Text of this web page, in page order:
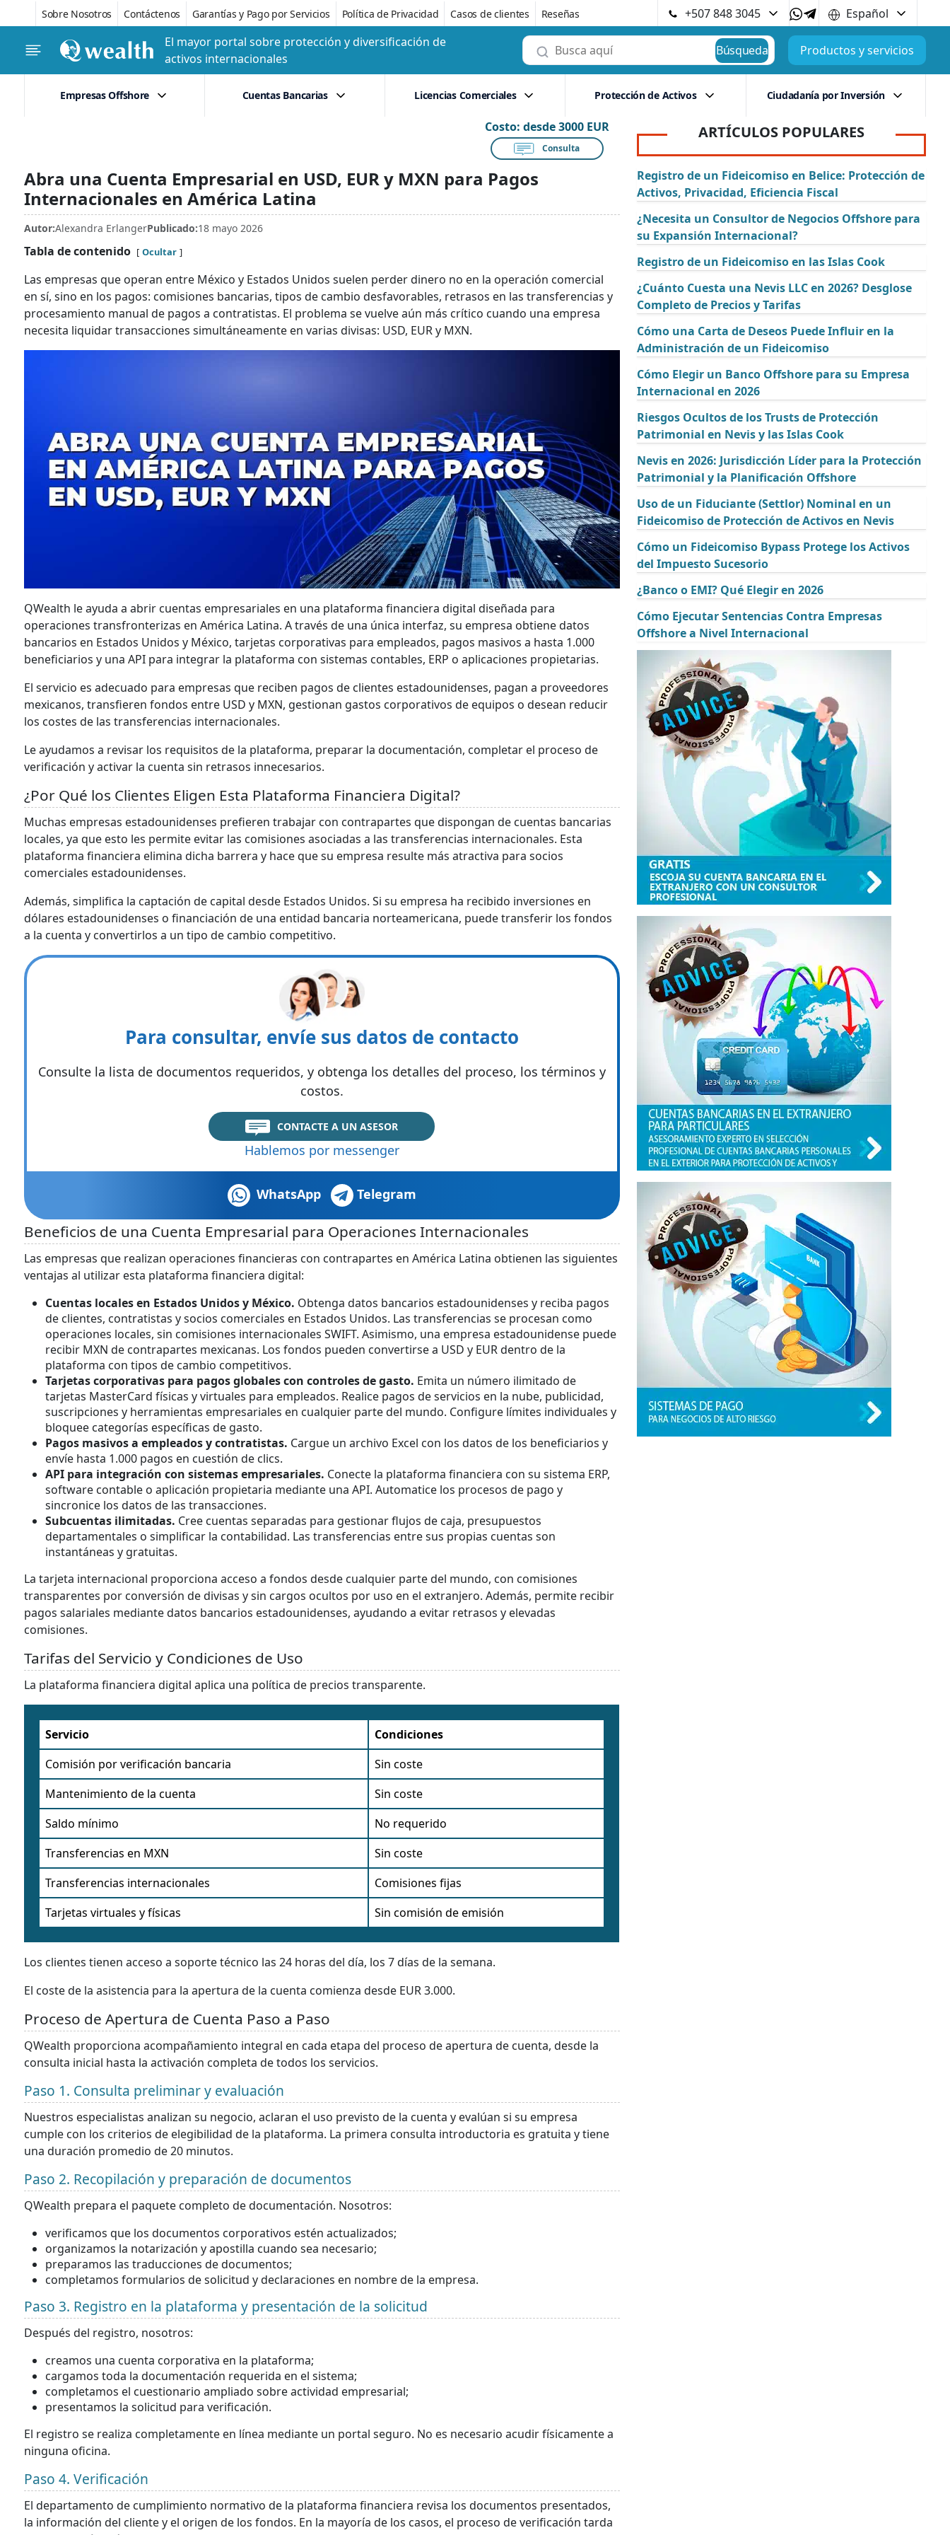
Sobre Nosotros Contáctenos Garantías y Pago por Servicios Política de Privacidad Casos de clientes Reseñas +507 848 3045
Español
El mayor portal sobre protección y diversificación de
activos internacionales
Búsqueda Productos y servicios
Empresas Offshore Cuentas Bancarias Licencias Comerciales Protección de Activos Ciudadanía por Inversión
Costo: desde 3000 EUR
Consulta
Abra una Cuenta Empresarial en USD, EUR y MXN para Pagos
Internacionales en América Latina
Autor:Alexandra ErlangerPublicado:18 mayo 2026
Tabla de contenido Ocultar
Las empresas que operan entre México y Estados Unidos suelen perder dinero no en la operación comercial
en sí, sino en los pagos: comisiones bancarias, tipos de cambio desfavorables, retrasos en las transferencias y
procesamiento manual de pagos a contratistas. El problema se vuelve aún más crítico cuando una empresa
necesita liquidar transacciones simultáneamente en varias divisas: USD, EUR y MXN.
QWealth le ayuda a abrir cuentas empresariales en una plataforma financiera digital diseñada para
operaciones transfronterizas en América Latina. A través de una única interfaz, su empresa obtiene datos
bancarios en Estados Unidos y México, tarjetas corporativas para empleados, pagos masivos a hasta 1.000
beneficiarios y una API para integrar la plataforma con sistemas contables, ERP o aplicaciones propietarias.
El servicio es adecuado para empresas que reciben pagos de clientes estadounidenses, pagan a proveedores
mexicanos, transfieren fondos entre USD y MXN, gestionan gastos corporativos de equipos o desean reducir
los costes de las transferencias internacionales.
Le ayudamos a revisar los requisitos de la plataforma, preparar la documentación, completar el proceso de
verificación y activar la cuenta sin retrasos innecesarios.
¿Por Qué los Clientes Eligen Esta Plataforma Financiera Digital?
Muchas empresas estadounidenses prefieren trabajar con contrapartes que dispongan de cuentas bancarias
locales, ya que esto les permite evitar las comisiones asociadas a las transferencias internacionales. Esta
plataforma financiera elimina dicha barrera y hace que su empresa resulte más atractiva para socios
comerciales estadounidenses.
Además, simplifica la captación de capital desde Estados Unidos. Si su empresa ha recibido inversiones en
dólares estadounidenses o financiación de una entidad bancaria norteamericana, puede transferir los fondos
a la cuenta y convertirlos a un tipo de cambio competitivo.
Para consultar, envíe sus datos de contacto
Consulte la lista de documentos requeridos, y obtenga los detalles del proceso, los términos y
costos.
CONTACTE A UN ASESOR
Hablemos por messenger
WhatsApp Telegram
Beneficios de una Cuenta Empresarial para Operaciones Internacionales
Las empresas que realizan operaciones financieras con contrapartes en América Latina obtienen las siguientes
ventajas al utilizar esta plataforma financiera digital:
Cuentas locales en Estados Unidos y México. Obtenga datos bancarios estadounidenses y reciba pagos
de clientes, contratistas y socios comerciales en Estados Unidos. Las transferencias se procesan como
operaciones locales, sin comisiones internacionales SWIFT. Asimismo, una empresa estadounidense puede
recibir MXN de contrapartes mexicanas. Los fondos pueden convertirse a USD y EUR dentro de la
plataforma con tipos de cambio competitivos.
Tarjetas corporativas para pagos globales con controles de gasto. Emita un número ilimitado de
tarjetas MasterCard físicas y virtuales para empleados. Realice pagos de servicios en la nube, publicidad,
suscripciones y herramientas empresariales en cualquier parte del mundo. Configure límites individuales y
bloquee categorías específicas de gasto.
Pagos masivos a empleados y contratistas. Cargue un archivo Excel con los datos de los beneficiarios y
envíe hasta 1.000 pagos en cuestión de clics.
API para integración con sistemas empresariales. Conecte la plataforma financiera con su sistema ERP,
software contable o aplicación propietaria mediante una API. Automatice los procesos de pago y
sincronice los datos de las transacciones.
Subcuentas ilimitadas. Cree cuentas separadas para gestionar flujos de caja, presupuestos
departamentales o simplificar la contabilidad. Las transferencias entre sus propias cuentas son
instantáneas y gratuitas.
La tarjeta internacional proporciona acceso a fondos desde cualquier parte del mundo, con comisiones
transparentes por conversión de divisas y sin cargos ocultos por uso en el extranjero. Además, permite recibir
pagos salariales mediante datos bancarios estadounidenses, ayudando a evitar retrasos y elevadas
comisiones.
Tarifas del Servicio y Condiciones de Uso
La plataforma financiera digital aplica una política de precios transparente.
Servicio
Condiciones
Comisión por verificación bancaria
Sin coste
Mantenimiento de la cuenta
Sin coste
Saldo mínimo
No requerido
Transferencias en MXN
Sin coste
Transferencias internacionales
Comisiones fijas
Tarjetas virtuales y físicas
Sin comisión de emisión
Los clientes tienen acceso a soporte técnico las 24 horas del día, los 7 días de la semana.
El coste de la asistencia para la apertura de la cuenta comienza desde EUR 3.000.
Proceso de Apertura de Cuenta Paso a Paso
QWealth proporciona acompañamiento integral en cada etapa del proceso de apertura de cuenta, desde la
consulta inicial hasta la activación completa de todos los servicios.
Paso 1. Consulta preliminar y evaluación
Nuestros especialistas analizan su negocio, aclaran el uso previsto de la cuenta y evalúan si su empresa
cumple con los criterios de elegibilidad de la plataforma. La primera consulta introductoria es gratuita y tiene
una duración promedio de 20 minutos.
Paso 2. Recopilación y preparación de documentos
QWealth prepara el paquete completo de documentación. Nosotros:
verificamos que los documentos corporativos estén actualizados;
organizamos la notarización y apostilla cuando sea necesario;
preparamos las traducciones de documentos;
completamos formularios de solicitud y declaraciones en nombre de la empresa.
Paso 3. Registro en la plataforma y presentación de la solicitud
Después del registro, nosotros:
creamos una cuenta corporativa en la plataforma;
cargamos toda la documentación requerida en el sistema;
completamos el cuestionario ampliado sobre actividad empresarial;
presentamos la solicitud para verificación.
El registro se realiza completamente en línea mediante un portal seguro. No es necesario acudir físicamente a
ninguna oficina.
Paso 4. Verificación
El departamento de cumplimiento normativo de la plataforma financiera revisa los documentos presentados,
la información del cliente y el origen de los fondos. En la mayoría de los casos, el proceso de verificación tarda
ARTÍCULOS POPULARES
Registro de un Fideicomiso en Belice: Protección de
Activos, Privacidad, Eficiencia Fiscal
¿Necesita un Consultor de Negocios Offshore para
su Expansión Internacional?
Registro de un Fideicomiso en las Islas Cook
¿Cuánto Cuesta una Nevis LLC en 2026? Desglose
Completo de Precios y Tarifas
Cómo una Carta de Deseos Puede Influir en la
Administración de un Fideicomiso
Cómo Elegir un Banco Offshore para su Empresa
Internacional en 2026
Riesgos Ocultos de los Trusts de Protección
Patrimonial en Nevis y las Islas Cook
Nevis en 2026: Jurisdicción Líder para la Protección
Patrimonial y la Planificación Offshore
Uso de un Fiduciante (Settlor) Nominal en un
Fideicomiso de Protección de Activos en Nevis
Cómo un Fideicomiso Bypass Protege los Activos
del Impuesto Sucesorio
¿Banco o EMI? Qué Elegir en 2026
Cómo Ejecutar Sentencias Contra Empresas
Offshore a Nivel Internacional